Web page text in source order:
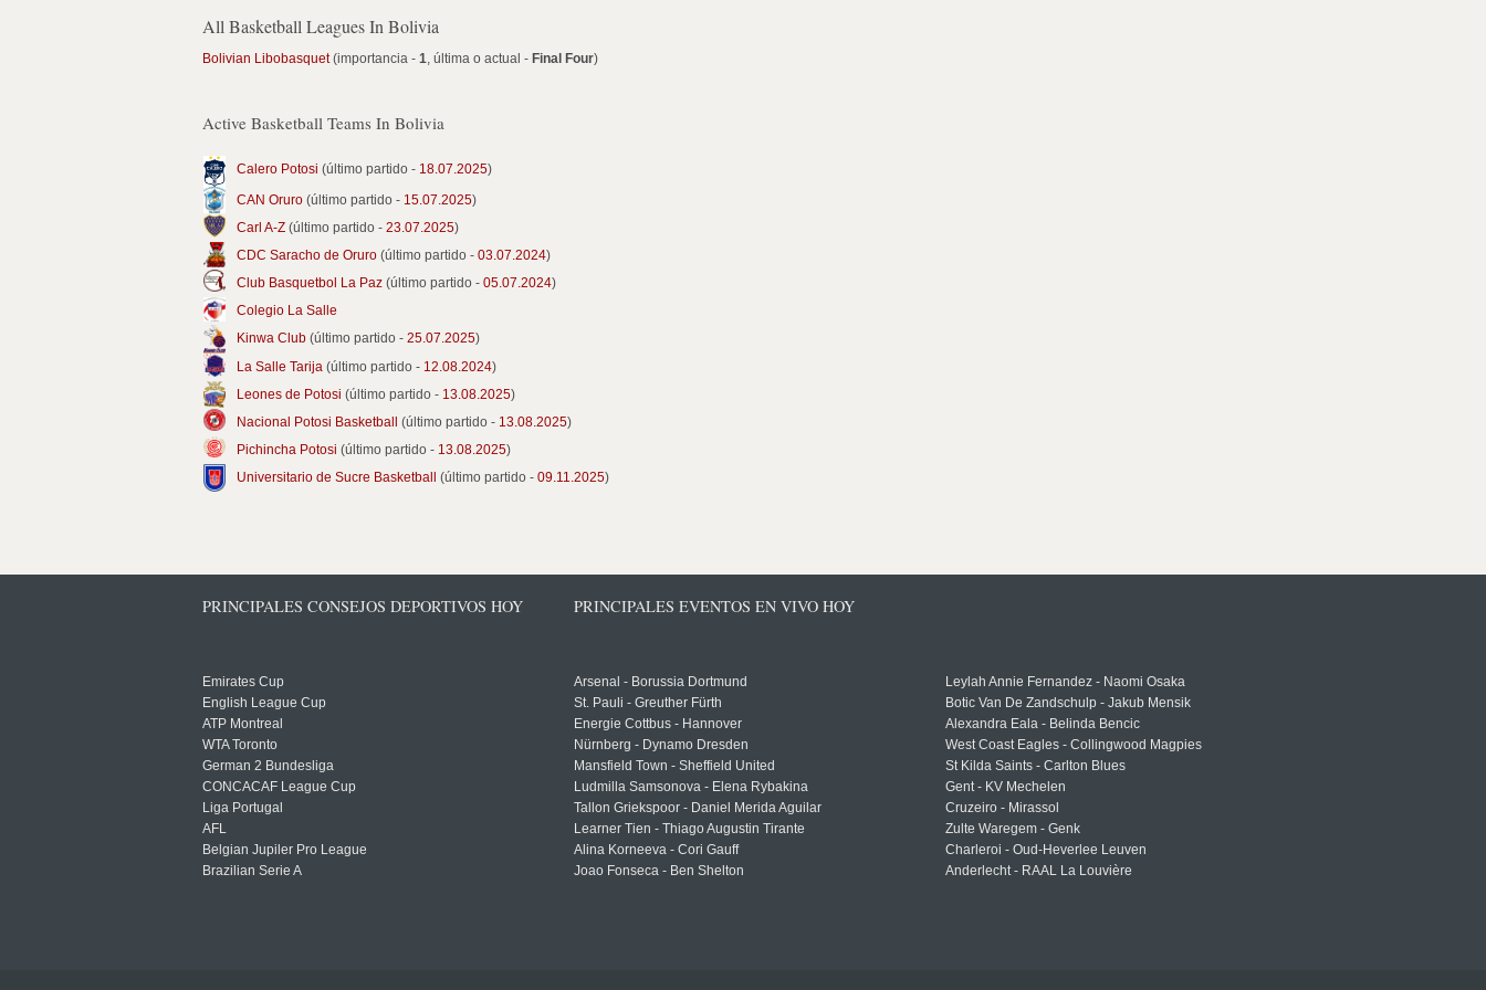
All Basketball Leagues In Bolivia
Bolivian Libobasquet(importancia - 1, última o actual - Final Four)
Active Basketball Teams In Bolivia
Calero Potosi (último partido - 18.07.2025)
CAN Oruro (último partido - 15.07.2025)
Carl A-Z (último partido - 23.07.2025)
CDC Saracho de Oruro (último partido - 03.07.2024)
Club Basquetbol La Paz (último partido - 05.07.2024)
Colegio La Salle
Kinwa Club (último partido - 25.07.2025)
La Salle Tarija (último partido - 12.08.2024)
Leones de Potosi (último partido - 13.08.2025)
Nacional Potosi Basketball (último partido - 13.08.2025)
Pichincha Potosi (último partido - 13.08.2025)
Universitario de Sucre Basketball (último partido - 09.11.2025)
PRINCIPALES CONSEJOS DEPORTIVOS HOY
Emirates Cup
English League Cup
ATP Montreal
WTA Toronto
German 2 Bundesliga
CONCACAF League Cup
Liga Portugal
AFL
Belgian Jupiler Pro League
Brazilian Serie A
PRINCIPALES EVENTOS EN VIVO HOY
Arsenal - Borussia Dortmund
St. Pauli - Greuther Fürth
Energie Cottbus - Hannover
Nürnberg - Dynamo Dresden
Mansfield Town - Sheffield United
Ludmilla Samsonova - Elena Rybakina
Tallon Griekspoor - Daniel Merida Aguilar
Learner Tien - Thiago Augustin Tirante
Alina Korneeva - Cori Gauff
Joao Fonseca - Ben Shelton
Leylah Annie Fernandez - Naomi Osaka
Botic Van De Zandschulp - Jakub Mensik
Alexandra Eala - Belinda Bencic
West Coast Eagles - Collingwood Magpies
St Kilda Saints - Carlton Blues
Gent - KV Mechelen
Cruzeiro - Mirassol
Zulte Waregem - Genk
Charleroi - Oud-Heverlee Leuven
Anderlecht - RAAL La Louvière